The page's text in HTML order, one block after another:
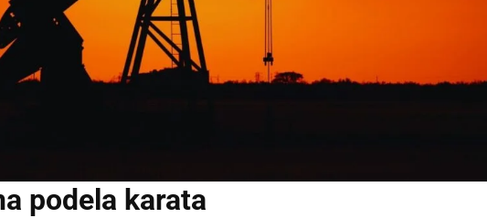
podela karata